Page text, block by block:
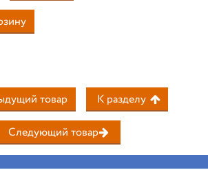
товар К разделу
Следующий товар